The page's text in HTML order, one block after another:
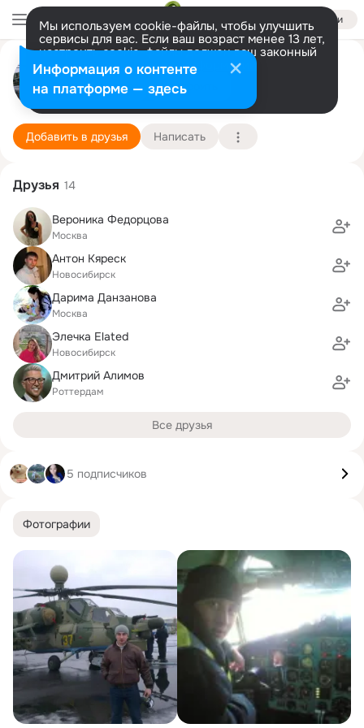
Войти
Мы используем cookie-файлы, чтобы улучшить
сервисы для вас. Если ваш возраст менее 13 лет,
настроить cookie-файлы должен ваш законный
представитель. Больше информации
Разрешить все Настроить
Иван Молчанов
Улан-Удэ 13 июля (41 год)
Добавить в друзья Написать
Фотографии
Друзья 14
Вероника Федорцова
Москва
Антон Кяреск
Новосибирск
Дарима Данзанова
Москва
Элечка Elated
Новосибирск
Дмитрий Алимов
Роттердам
Все друзья
5 подписчиков
Информация о контенте
на платформе — здесь